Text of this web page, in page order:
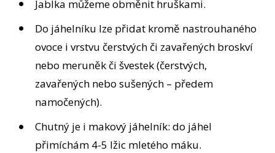
Jablka můžeme obměnit hruškami.
Do jáhelníku lze přidat kromě nastrouhaného
ovoce i vrstvu čerstvých či zavařených broskví
nebo meruněk či švestek (čerstvých,
zavařených nebo sušených – předem
namočených).
Chutný je i makový jáhelník: do jáhel
přimíchám 4-5 lžic mletého máku.